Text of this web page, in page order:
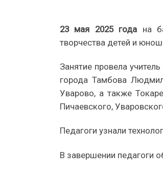
23 мая 2025 года на
творчества детей и
Занятие провела
города Тамбова
Уварово, а также
Пичаевского,
Педагоги узнали
В завершении педагоги